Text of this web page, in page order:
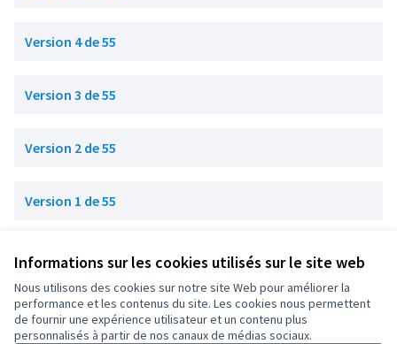
Informations sur les cookies utilisés sur le site web
Nous utilisons des cookies sur notre site Web pour améliorer la
performance et les contenus du site. Les cookies nous permettent
de fournir une expérience utilisateur et un contenu plus
personnalisés à partir de nos canaux de médias sociaux.
Version 4 de 55
Version 3 de 55
Version 2 de 55
Version 1 de 55
Conditions d'utilisation
Paramètres des cookies
OIDP sur X
(Lien externe)
OIDP sur Facebook
(Lien externe)
OIDP sur YouTube
(Lien externe)
Français
Choose languageChoisir la langueElegir el idioma